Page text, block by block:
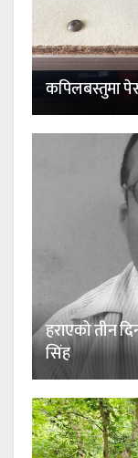
कपिलबस्तुमा
हराएको तीन
सिंह